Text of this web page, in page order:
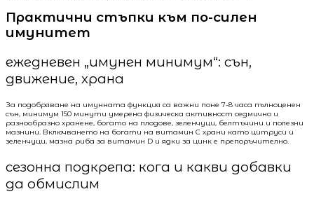
Практични стъпки към по-силен
имунитет
ежедневен „имунен минимум“: сън,
движение, храна
За подобряване на имунната функция са важни поне 7-8 часа пълноценен
сън, минимум 150 минути умерена физическа активност седмично и
разнообразно хранене, богато на плодове, зеленчуци, белтъчини и полезни
мазнини. Включването на богати на витамин C храни като цитруси и
зеленчуци, мазна риба за витамин D и ядки за цинк е препоръчително.
сезонна подкрепа: кога и какви добавки
да обмислим